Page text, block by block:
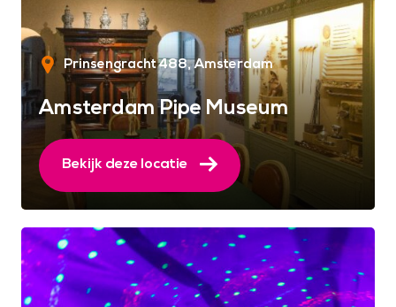
Prinsengracht 488 Amsterdam
Amsterdam Pipe Museum
Bekijk deze locatie